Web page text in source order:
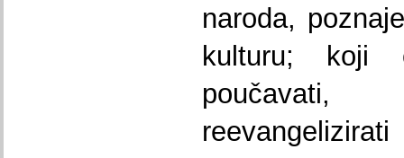
naroda,
kulturu; koji